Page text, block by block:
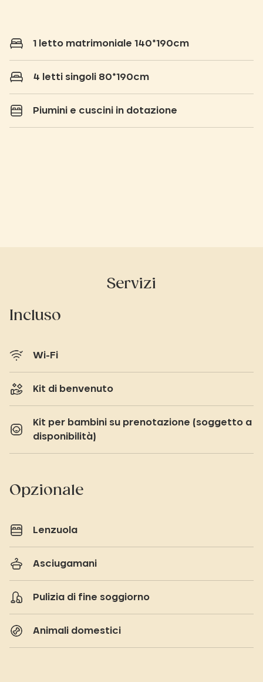
1 letto matrimoniale 140*190cm
4 letti singoli 80*190cm
Piumini e cuscini in dotazione
Servizi
Incluso
Wi-Fi
Kit di benvenuto
Kit per bambini su prenotazione (soggetto a
disponibilità)
Opzionale
Lenzuola
Asciugamani
Pulizia di fine soggiorno
Animali domestici